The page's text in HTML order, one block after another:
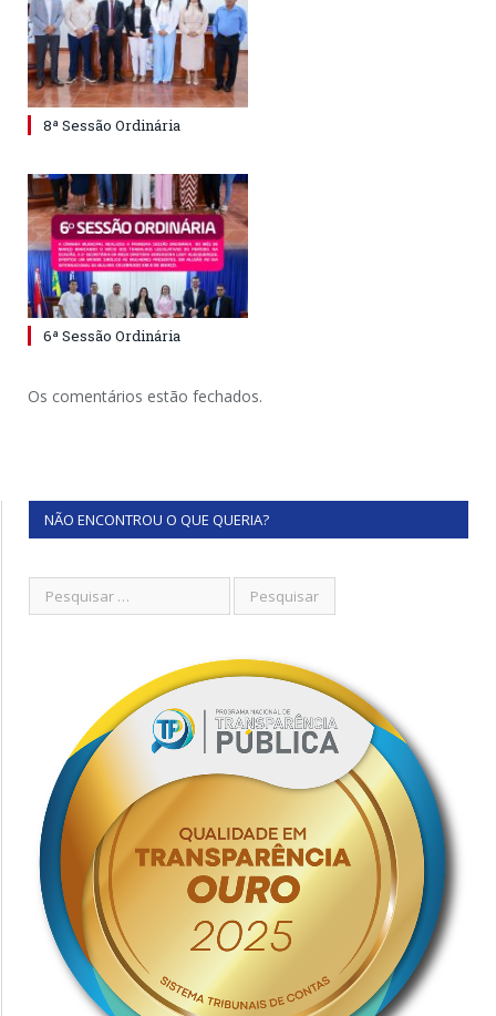
8ª Sessão Ordinária
6ª Sessão Ordinária
Os comentários estão fechados.
NÃO ENCONTROU O QUE QUERIA?